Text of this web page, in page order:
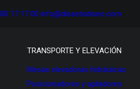
17 17 00 info@dissetodiseo.com
TRANSPORTE Y ELEVACIÓN
Mesas elevadoras hidráulicas
Posicionadores y apiladores